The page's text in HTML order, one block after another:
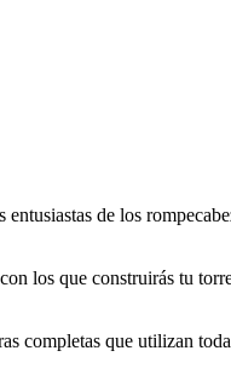
entusiastas de los
los que construirás tu
completas que utilizan